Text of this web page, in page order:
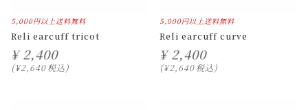
5,000円以上送料無料
Reli earcuff tricot
¥ 2,400
¥2,640税込
5,000円以上送料無料
Reli earcuff curve
¥ 2,400
¥2,640税込